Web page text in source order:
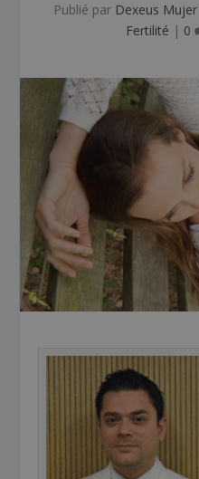
Publié par Dexeus Mujer
Fertilité | 0